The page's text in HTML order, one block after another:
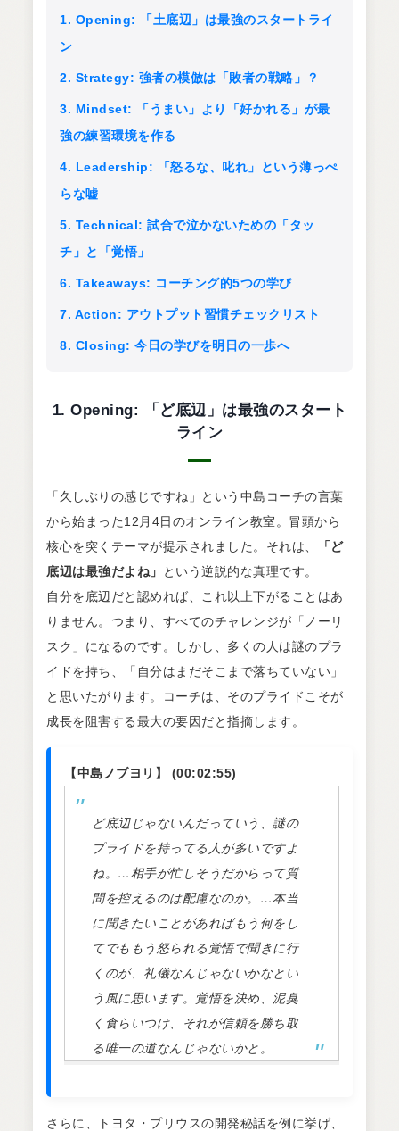
1. Opening: 「土底辺」は最強のスタートライ
ン
2. Strategy: 強者の模倣は「敗者の戦略」？
3. Mindset: 「うまい」より「好かれる」が最
強の練習環境を作る
4. Leadership: 「怒るな、叱れ」という薄っぺ
らな嘘
5. Technical: 試合で泣かないための「タッ
チ」と「覚悟」
6. Takeaways: コーチング的5つの学び
7. Action: アウトプット習慣チェックリスト
8. Closing: 今日の学びを明日の一歩へ
1. Opening: 「ど底辺」は最強のスタート
ライン
「久しぶりの感じですね」という中島コーチの言葉
から始まった12月4日のオンライン教室。冒頭から
核心を突くテーマが提示されました。それは、
「ど
底辺は最強だよね」
という逆説的な真理です。
自分を底辺だと認めれば、これ以上下がることはあ
りません。つまり、すべてのチャレンジが「ノーリ
スク」になるのです。しかし、多くの人は謎のプラ
イドを持ち、「自分はまだそこまで落ちていない」
と思いたがります。コーチは、そのプライドこそが
成長を阻害する最大の要因だと指摘します。
【中島ノブヨリ】 (00:02:55)
ど底辺じゃないんだっていう、謎の
プライドを持ってる人が多いですよ
ね。…相手が忙しそうだからって質
問を控えるのは配慮なのか。…本当
に聞きたいことがあればもう何をし
てでももう怒られる覚悟で聞きに行
くのが、礼儀なんじゃないかなとい
う風に思います。覚悟を決め、泥臭
く食らいつけ、それが信頼を勝ち取
る唯一の道なんじゃないかと。
さらに、トヨタ・プリウスの開発秘話を例に挙げ、